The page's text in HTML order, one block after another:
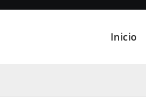
Inicio